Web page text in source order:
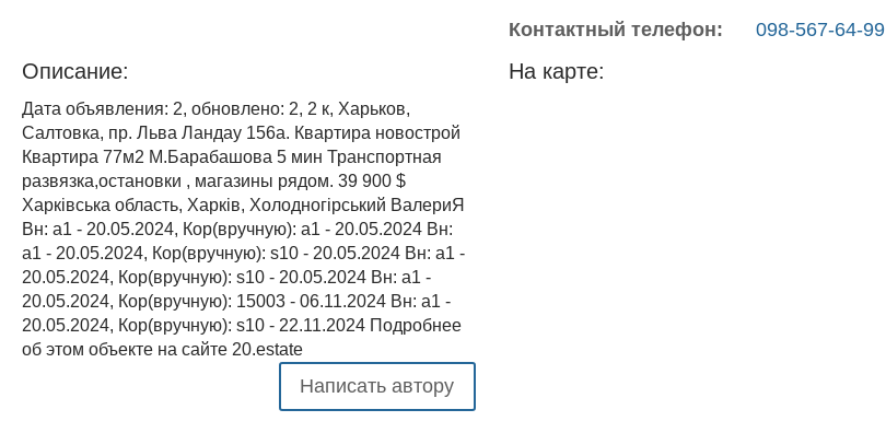
Контактный телефон:
098-567-64-99
Описание:
Дата объявления: 2, обновлено: 2, 2 к, Харьков,
Салтовка, пр. Льва Ландау 156а. Квартира новострой
Квартира 77м2 М.Барабашова 5 мин Транспортная
развязка,остановки , магазины рядом. 39 900 $
Харківська область, Харків, Холодногірський ВалериЯ
Вн: a1 - 20.05.2024, Кор(вручную): a1 - 20.05.2024 Вн:
a1 - 20.05.2024, Кор(вручную): s10 - 20.05.2024 Вн: a1 -
20.05.2024, Кор(вручную): s10 - 20.05.2024 Вн: a1 -
20.05.2024, Кор(вручную): 15003 - 06.11.2024 Вн: a1 -
20.05.2024, Кор(вручную): s10 - 22.11.2024 Подробнее
об этом объекте на сайте 20.estate
Написать автору
На карте: